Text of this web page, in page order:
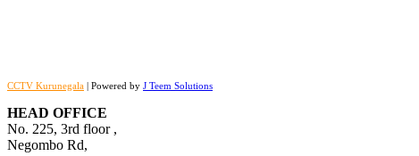
CCTV Kurunegala | Powered by J Teem Solutions
HEAD OFFICE
No. 225, 3rd floor ,
Negombo Rd,